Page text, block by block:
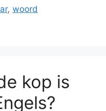
, woord
kop is